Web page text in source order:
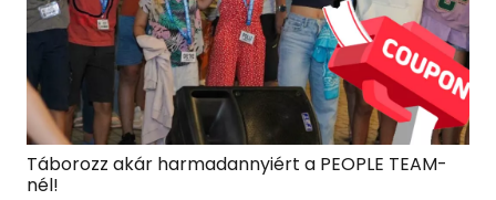
Táborozz akár harmadannyiért a PEOPLE TEAM-
nél!